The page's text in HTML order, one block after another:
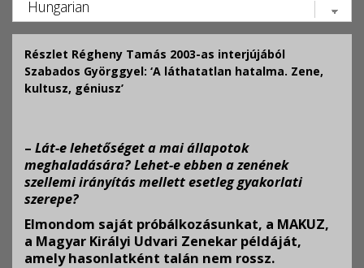
Részlet Régheny Tamás 2003-as interjújából
Szabados Györggyel: ‘A láthatatlan hatalma. Zene,
kultusz, géniusz’
– Lát-e lehetőséget a mai állapotok
meghaladására? Lehet-e ebben a zenének
szellemi irányítás mellett esetleg gyakorlati
szerepe?
Elmondom saját próbálkozásunkat, a MAKUZ,
a Magyar Királyi Udvari Zenekar példáját,
amely hasonlatként talán nem rossz.